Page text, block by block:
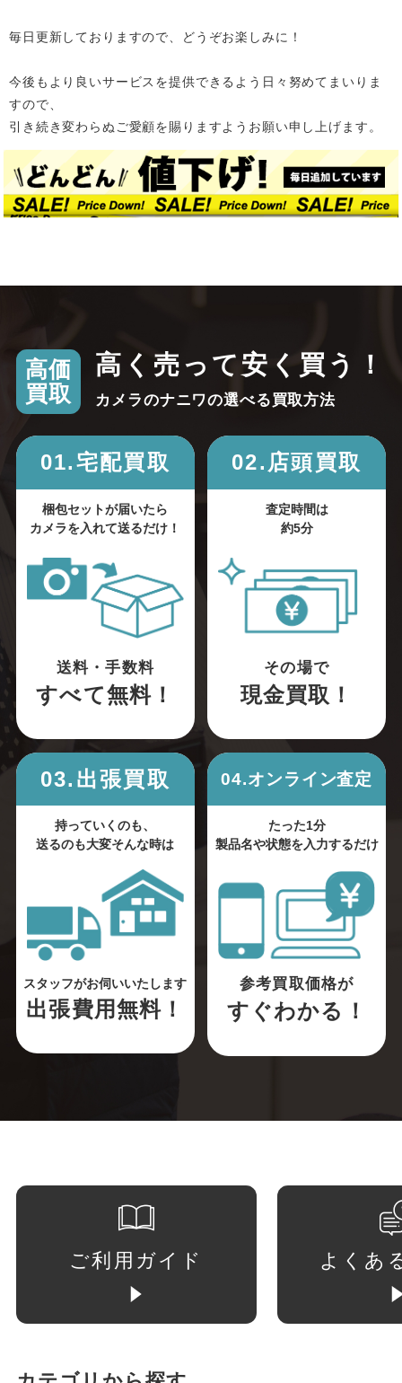
毎日更新しておりますので、どうぞお楽しみに！
今後もより良いサービスを提供できるよう日々努めてまいりま
すので、
引き続き変わらぬご愛顧を賜りますようお願い申し上げます。
高価
買取
高く売って安く買う！
カメラのナニワの選べる買取方法
01.宅配買取
梱包セットが届いたら
カメラを入れて送るだけ！
送料・手数料
すべて無料！
02.店頭買取
査定時間は
約5分
その場で
現金買取！
03.出張買取
持っていくのも、
送るのも大変そんな時は
スタッフがお伺いいたします
出張費用無料！
04.オンライン査定
たった1分
製品名や状態を入力するだけ
参考買取価格が
すぐわかる！
ご利用ガイド よくあ